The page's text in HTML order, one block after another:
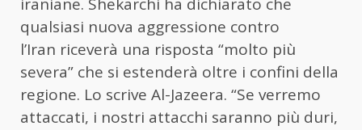
qualsiasi nuova aggressione contro
l’Iran riceverà una risposta “molto più
severa” che si estenderà oltre i confini della
regione. Lo scrive Al-Jazeera. “Se verremo
attaccati, i nostri attacchi saranno più duri,